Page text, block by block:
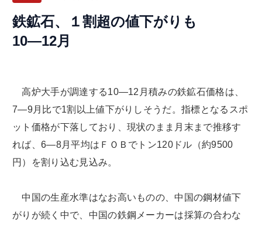
鉄鉱石、１割超の値下がりも
10―12月
高炉大手が調達する10―12月積みの鉄鉱石価格は、
7―9月比で1割以上値下がりしそうだ。指標となるスポ
ット価格が下落しており、現状のまま月末まで推移す
れば、6―8月平均はＦＯＢでトン120ドル（約9500
円）を割り込む見込み。
中国の生産水準はなお高いものの、中国の鋼材値下
がりが続く中で、中国の鉄鋼メーカーは採算の合わな